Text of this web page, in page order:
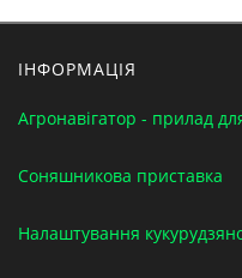
ІНФОРМАЦІЯ
Агронавігатор - прилад
Соняшникова приставка
Налаштування